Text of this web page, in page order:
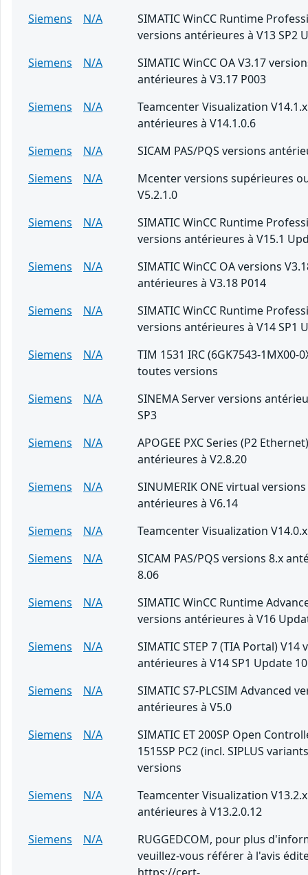
Siemens
N/A
SIMATIC WinCC Runtime
versions antérieures à V13 SP2
Siemens
N/A
SIMATIC WinCC OA V3.17
antérieures à V3.17 P003
Siemens
N/A
Teamcenter Visualization V14.1.x
antérieures à V14.1.0.6
Siemens
N/A
SICAM PAS/PQS versions
Siemens
N/A
Mcenter versions supérieures
V5.2.1.0
Siemens
N/A
SIMATIC WinCC Runtime
versions antérieures à V15.1
Siemens
N/A
SIMATIC WinCC OA versions
antérieures à V3.18 P014
Siemens
N/A
SIMATIC WinCC Runtime
versions antérieures à V14 SP1
Siemens
N/A
TIM 1531 IRC (6GK7543-1MX00-
toutes versions
Siemens
N/A
SINEMA Server versions
SP3
Siemens
N/A
APOGEE PXC Series (P2
antérieures à V2.8.20
Siemens
N/A
SINUMERIK ONE virtual versions
antérieures à V6.14
Siemens
N/A
Teamcenter Visualization V14.0.x
Siemens
N/A
SICAM PAS/PQS versions 8.x
8.06
Siemens
N/A
SIMATIC WinCC Runtime
versions antérieures à V16
Siemens
N/A
SIMATIC STEP 7 (TIA Portal) V14
antérieures à V14 SP1 Update 10
Siemens
N/A
SIMATIC S7-PLCSIM Advanced
antérieures à V5.0
Siemens
N/A
SIMATIC ET 200SP Open
1515SP PC2 (incl. SIPLUS
versions
Siemens
N/A
Teamcenter Visualization V13.2.x
antérieures à V13.2.0.12
Siemens
N/A
RUGGEDCOM, pour plus
veuillez-vous référer à l'avis